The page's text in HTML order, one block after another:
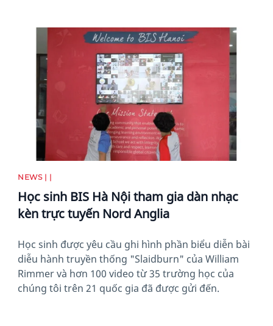
NEWS | |
Học sinh BIS Hà Nội tham gia dàn nhạc
kèn trực tuyến Nord Anglia
Học sinh được yêu cầu ghi hình phần biểu diễn bài
diễu hành truyền thống "Slaidburn" của William
Rimmer và hơn 100 video từ 35 trường học của
chúng tôi trên 21 quốc gia đã được gửi đến.